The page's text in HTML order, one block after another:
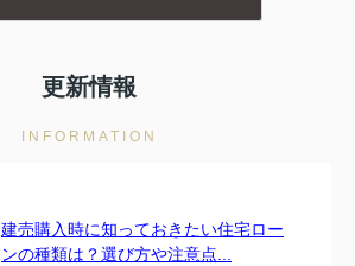
更新情報
INFORMATION
建売購入時に知っておきたい住宅ロー
ンの種類は？選び方や注意点...